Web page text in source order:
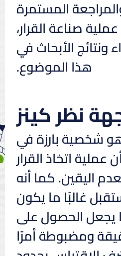
المستمرة
صناعة القرار،
ونتائج الأبحاث في
هذا الموضوع.
نظر كينز
شخصية بارزة في
عملية اتخاذ القرار
اليقين. كما أنه
غالبًا ما يكون
يجعل الحصول على
ومضبوطة أمرًا